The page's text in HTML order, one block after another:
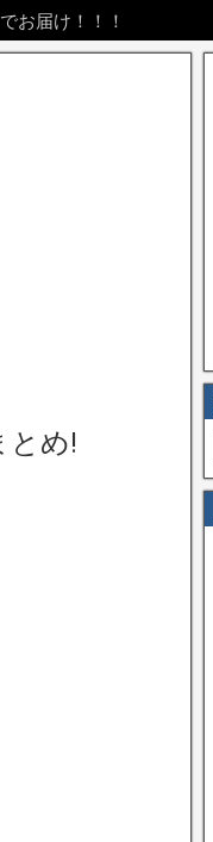
お届け！！！
とめ!